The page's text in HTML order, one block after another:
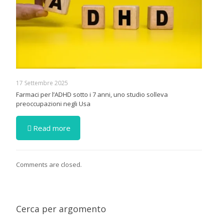
17 Settembre 2025
Farmaci per l’ADHD sotto i 7 anni, uno studio solleva
preoccupazioni negli Usa
Read more
Comments are closed.
Cerca per argomento